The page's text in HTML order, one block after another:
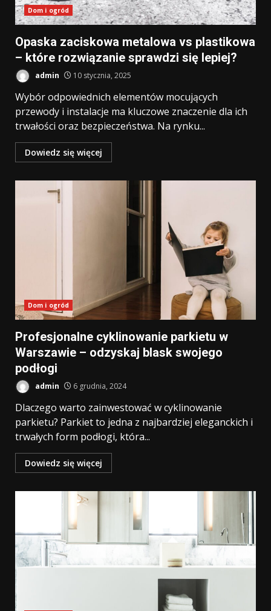
Dom i ogród
Opaska zaciskowa metalowa vs plastikowa
– które rozwiązanie sprawdzi się lepiej?
admin 10 stycznia, 2025
Wybór odpowiednich elementów mocujących
przewody i instalacje ma kluczowe znaczenie dla ich
trwałości oraz bezpieczeństwa. Na rynku...
Dowiedz się więcej
Dom i ogród
Profesjonalne cyklinowanie parkietu w
Warszawie – odzyskaj blask swojego
podłogi
admin 6 grudnia, 2024
Dlaczego warto zainwestować w cyklinowanie
parkietu? Parkiet to jedna z najbardziej eleganckich i
trwałych form podłogi, która...
Dowiedz się więcej